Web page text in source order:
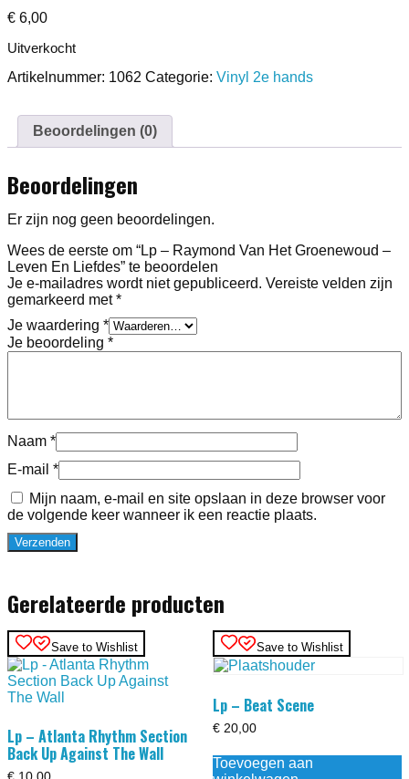
€ 6,00
Uitverkocht
Artikelnummer: 1062 Categorie: Vinyl 2e hands
Beoordelingen (0)
Beoordelingen
Er zijn nog geen beoordelingen.
Wees de eerste om “Lp – Raymond Van Het Groenewoud –
Leven En Liefdes” te beoordelen
Je e-mailadres wordt niet gepubliceerd. Vereiste velden zijn
gemarkeerd met*
Je waardering *
Je beoordeling *
Naam *
E-mail *
Mijn naam, e-mail en site opslaan in deze browser voor
de volgende keer wanneer ik een reactie plaats.
Gerelateerde producten
Save to Wishlist
Lp – Atlanta Rhythm Section
Back Up Against The Wall
Save to Wishlist
Lp – Beat Scene
€20,00
Toevoegen aan